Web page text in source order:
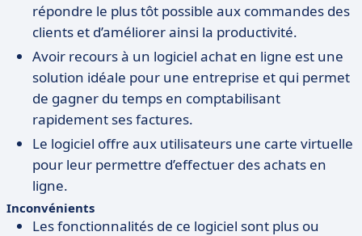
répondre le plus tôt possible aux commandes des
clients et d’améliorer ainsi la productivité.
Avoir recours à un logiciel achat en ligne est une
solution idéale pour une entreprise et qui permet
de gagner du temps en comptabilisant
rapidement ses factures.
Le logiciel offre aux utilisateurs une carte virtuelle
pour leur permettre d’effectuer des achats en
ligne.
Inconvénients
Les fonctionnalités de ce logiciel sont plus ou